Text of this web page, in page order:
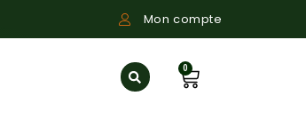
Mon compte
0